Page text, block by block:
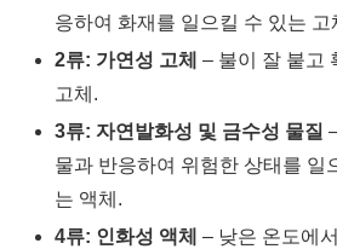
응하여 화재를 일으킬 수 있는 고
2류: 가연성 고체 – 불이 잘 붙고
고체.
3류: 자연발화성 및 금수성 물질
물과 반응하여 위험한 상태를 일
는 액체.
4류: 인화성 액체 – 낮은 온도에